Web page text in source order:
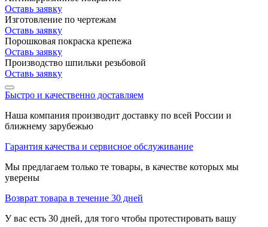
Оставь заявку
Изготовление по чертежам
Оставь заявку
Порошковая покраска крепежа
Оставь заявку
Производство шпильки резьбовой
Оставь заявку
Быстро и качественно доставляем
Наша компания производит доставку по всей России и
ближнему зарубежью
Гарантия качества и сервисное обслуживание
Мы предлагаем только те товары, в качестве которых мы
уверены
Возврат товара в течение 30 дней
У вас есть 30 дней, для того чтобы протестировать вашу